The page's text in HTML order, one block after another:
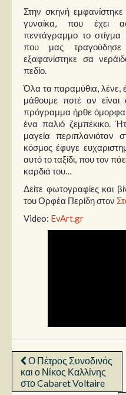
Στην σκηνή
γυναίκα, που έχει
πεντάγραμμο το
που μας τραγούδησε
εξαφανίστηκε σα
πεδίο.
Όλα τα παραμύθια, λένε,
μάθουμε ποτέ αν είναι
πρόγραμμα ήρθε όμορφα
ένα παλιό ζεμπέκικο.
μαγεία
κόσμος έφυγε
αυτό το ταξίδι, που τον
καρδιά του…
Δείτε φωτογραφίες και
του Ορφέα Περίδη στον
Video: EvArt.gr
Ο Πέτρος Συνοδινός
και ο Νίκος Καλλίνης
στο Cabaret Voltaire